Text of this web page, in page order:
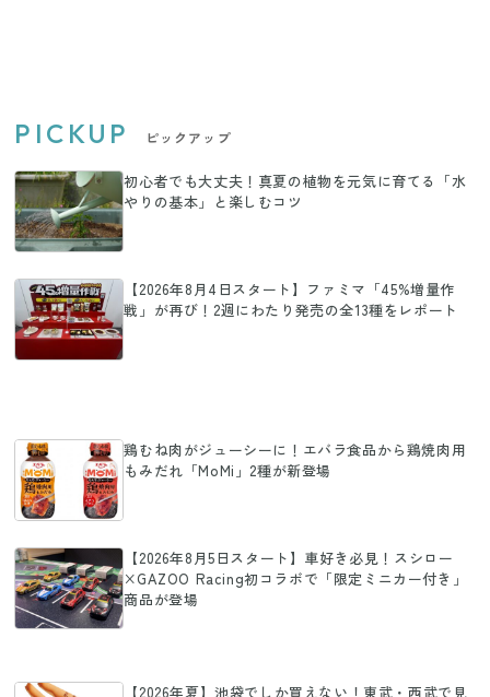
PICKUP ピックアップ
初心者でも大丈夫！真夏の植物を元気に育てる「水
やりの基本」と楽しむコツ
【2026年8月4日スタート】ファミマ「45%増量作
戦」が再び！2週にわたり発売の全13種をレポート
鶏むね肉がジューシーに！エバラ食品から鶏焼肉用
もみだれ「MoMi」2種が新登場
【2026年8月5日スタート】車好き必見！スシロー
×GAZOO Racing初コラボで「限定ミニカー付き」
商品が登場
【2026年夏】池袋でしか買えない！東武・西武で見